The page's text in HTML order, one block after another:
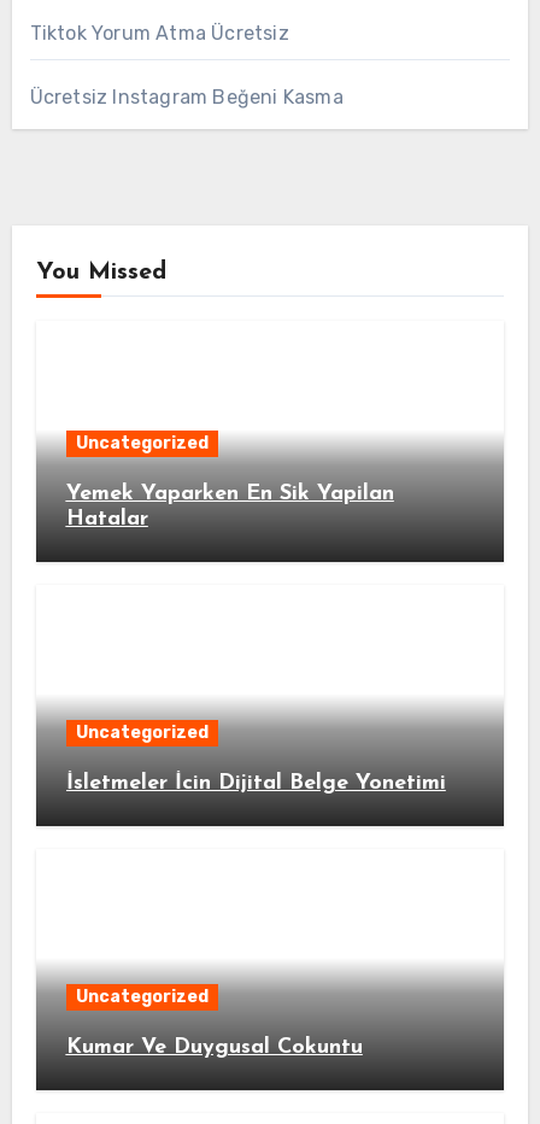
Tiktok Yorum Atma Ücretsiz
Ücretsiz Instagram Beğeni Kasma
You Missed
Uncategorized
Yemek Yaparken En Sik Yapilan
Hatalar
Uncategorized
İsletmeler İcin Dijital Belge Yonetimi
Uncategorized
Kumar Ve Duygusal Cokuntu